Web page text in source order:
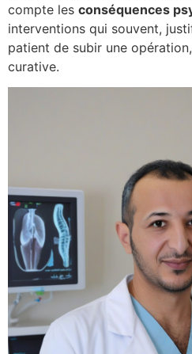
compte les conséquences ps
interventions qui souvent,
patient de subir une
curative.